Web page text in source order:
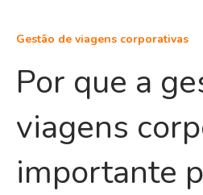
Gestão de viagens corporativas
Por que a
viagens
importante